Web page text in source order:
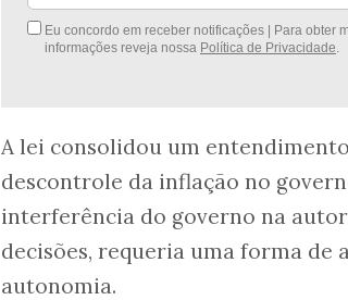
Eu concordo em receber notificações | Para obter
informações reveja nossa Política de Privacidade.
A lei consolidou um
descontrole da inflação no
interferência do governo na
decisões, requeria uma forma de
autonomia.